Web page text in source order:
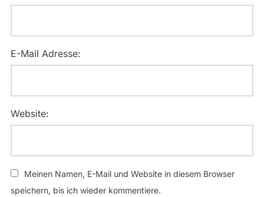
E-Mail Adresse:
Website:
Meinen Namen, E-Mail und Website in diesem Browser
speichern, bis ich wieder kommentiere.